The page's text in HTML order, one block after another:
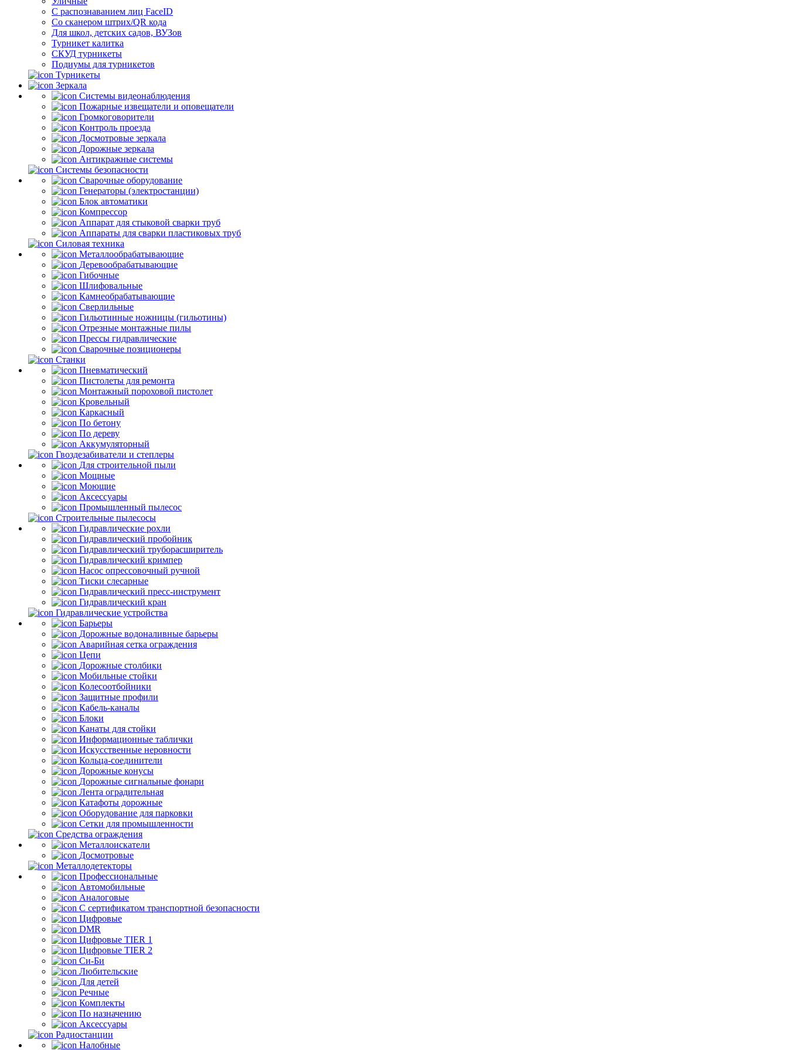
С распознаванием лиц FaceID
Со сканером штрих/QR кода
Для школ, детских садов, ВУЗов
Турникет калитка
СКУД турникеты
Подиумы для турникетов
Турникеты
Зеркала
Системы видеонаблюдения
Пожарные извещатели и оповещатели
Громкоговорители
Контроль проезда
Досмотровые зеркала
Дорожные зеркала
Антикражные системы
Системы безопасности
Сварочные оборудование
Генераторы (электростанции)
Блок автоматики
Компрессор
Аппарат для стыковой сварки труб
Аппараты для сварки пластиковых труб
Силовая техника
Металлообрабатывающие
Деревообрабатывающие
Гибочные
Шлифовальные
Камнеобрабатывающие
Сверлильные
Гильотинные ножницы (гильотины)
Отрезные монтажные пилы
Прессы гидравлические
Сварочные позиционеры
Станки
Пневматический
Пистолеты для ремонта
Монтажный пороховой пистолет
Кровельный
Каркасный
По бетону
По дереву
Аккумуляторный
Гвоздезабиватели и степлеры
Для строительной пыли
Мощные
Моющие
Аксессуары
Промышленный пылесос
Строительные пылесосы
Гидравлические рохли
Гидравлический пробойник
Гидравлический труборасширитель
Гидравлический кримпер
Насос опрессовочный ручной
Тиски слесарные
Гидравлический пресс-инструмент
Гидравлический кран
Гидравлические устройства
Барьеры
Дорожные водоналивные барьеры
Аварийная сетка ограждения
Цепи
Дорожные столбики
Мобильные стойки
Колесоотбойники
Защитные профили
Кабель-каналы
Блоки
Канаты для стойки
Информационные таблички
Искусственные неровности
Кольца-соединители
Дорожные конусы
Дорожные сигнальные фонари
Лента оградительная
Катафоты дорожные
Оборудование для парковки
Сетки для промышленности
Средства ограждения
Металлоискатели
Досмотровые
Металлодетекторы
Профессиональные
Автомобильные
Аналоговые
С сертификатом транспортной безопасности
Цифровые
DMR
Цифровые TIER 1
Цифровые TIER 2
Си-Би
Любительские
Для детей
Речные
Комплекты
По назначению
Аксессуары
Радиостанции
Налобные